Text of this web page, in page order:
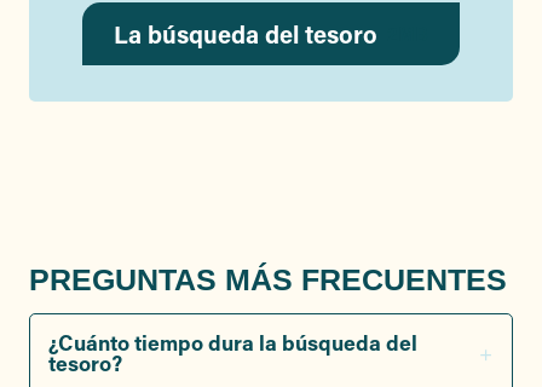
La búsqueda del tesoro
PREGUNTAS MÁS FRECUENTES
¿Cuánto tiempo dura la búsqueda del
tesoro?